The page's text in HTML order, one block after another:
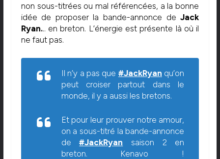
non sous-titrées ou mal référencées, a la bonne
idée de proposer la bande-annonce deJack
Ryan... en breton. L’énergie est présente là où il
ne faut pas.
Il n’y a pas que #JackRyan qu’on
peut croiser partout dans le
monde, il y a aussi les bretons.
Et pour leur prouver notre amour,
on a sous-titré la bande-annonce
de#JackRyan saison 2 en
breton. Kenavo !